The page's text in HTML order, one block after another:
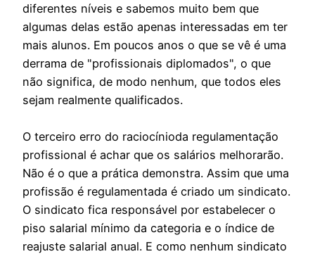
diferentes níveis e sabemos muito bem que
algumas delas estão apenas interessadas em ter
mais alunos. Em poucos anos o que se vê é uma
derrama de "profissionais diplomados", o que
não significa, de modo nenhum, que todos eles
sejam realmente qualificados.
O terceiro erro do raciocínioda regulamentação
profissional é achar que os salários melhorarão.
Não é o que a prática demonstra. Assim que uma
profissão é regulamentada é criado um sindicato.
O sindicato fica responsável por estabelecer o
piso salarial mínimo da categoria e o índice de
reajuste salarial anual. E como nenhum sindicato